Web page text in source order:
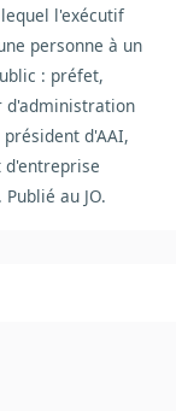
l'exécutif
personne à un
: préfet,
d'administration
d'AAI,
au JO.